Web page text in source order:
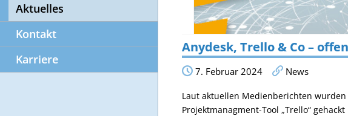
Aktuelles
Kontakt
Karriere
Anydesk, Trello & Co –
7. Februar 2024 News
Laut aktuellen Medienberichten
Projektmanagment-Tool „Trello“